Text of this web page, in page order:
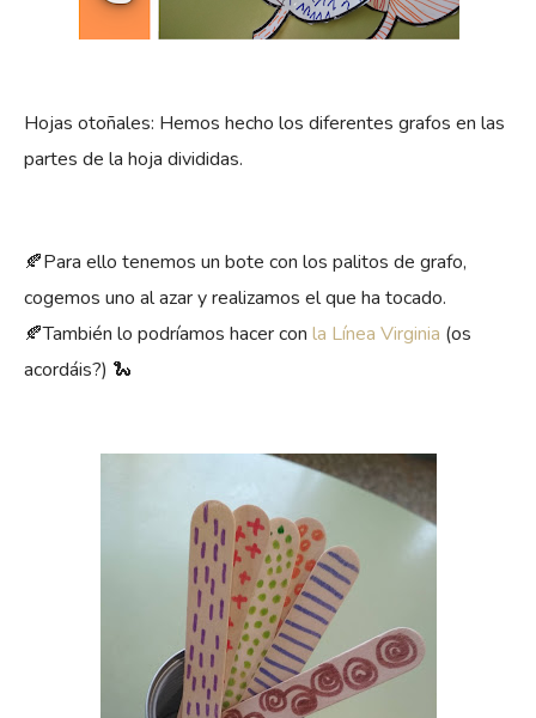
Hojas otoñales: Hemos hecho los diferentes grafos en las
partes de la hoja divididas.
🍂Para ello tenemos un bote con los palitos de grafo,
cogemos uno al azar y realizamos el que ha tocado.
🍂También lo podríamos hacer con la Línea Virginia (os
acordáis?) 🐍